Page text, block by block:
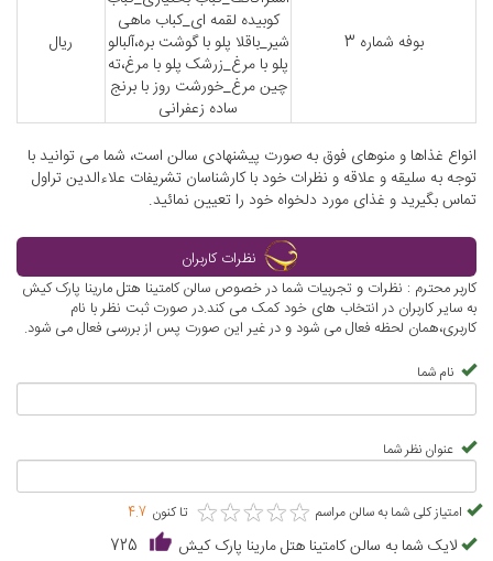
بوفه شماره 3
کوبیده لقمه ای_کباب ماهی
شیر_باقلا پلو با گوشت بره،آلبالو
پلو با مرغ_زرشک پلو با مرغ،ته
چین مرغ_خورشت روز با برنج
ساده زعفرانی
ریال
انواع غذاها و منوهای فوق به صورت پیشنهادی سالن است، شما می توانید با
توجه به سلیقه و علاقه و نظرات خود با کارشناسان تشریفات علاءالدین تراول
تماس بگیرید و غذای مورد دلخواه خود را تعیین نمائید.
نظرات کاربران
کاربر محترم : نظرات و تجربیات شما در خصوص سالن کامتینا هتل مارینا پارک کیش
به سایر کاربران در انتخاب های خود کمک می کند.در صورت ثبت نظر با نام
کاربری،همان لحظه فعال می شود و در غیر این صورت پس از بررسی فعال می شود.
نام شما
عنوان نظر شما
امتیاز کلی شما به سالن مراسم ★★★★★
★★★★★ تا کنون 4.7
لایک شما به سالن کامتینا هتل مارینا پارک کیش 725